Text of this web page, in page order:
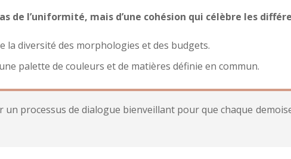
de l’uniformité, mais d’une cohésion qui célèbre les
diversité des morphologies et des budgets.
palette de couleurs et de matières définie en commun.
un processus de dialogue bienveillant pour que chaque